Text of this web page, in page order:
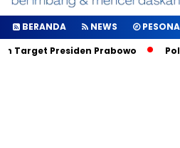
BERANDA NEWS
Target Presiden Prabowo